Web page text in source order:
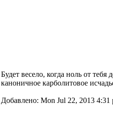
Будет весело, когда ноль от
каноничное карболитовое
Добавлено: Mon Jul 22, 2013 4:31